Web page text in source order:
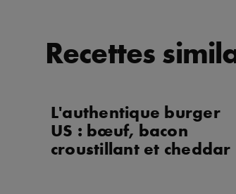
Recettes
L'authentique burger
US : bœuf, bacon
croustillant et cheddar